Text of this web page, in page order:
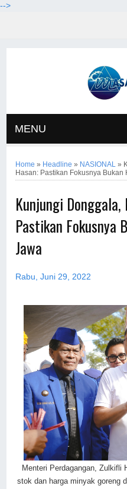
-->
MENU
Home » Headline » NASIONAL »
Hasan: Pastikan Fokusnya Bukan
Kunjungi
Pastikan Fokusnya
Jawa
Rabu, Juni 29, 2022
Menteri Perdagangan, Zulkifli
stok dan harga minyak goreng